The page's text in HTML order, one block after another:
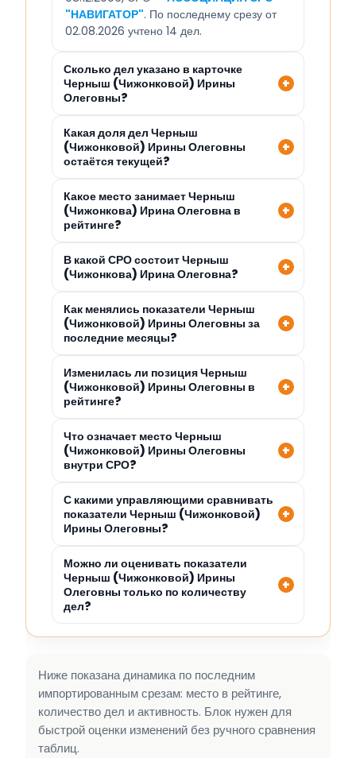
"НАВИГАТОР". По последнему срезу от
02.08.2026 учтено 14 дел.
Сколько дел указано в карточке
Черныш (Чижонковой) Ирины
Олеговны?
Какая доля дел Черныш
(Чижонковой) Ирины Олеговны
остаётся текущей?
Какое место занимает Черныш
(Чижонкова) Ирина Олеговна в
рейтинге?
В какой СРО состоит Черныш
(Чижонкова) Ирина Олеговна?
Как менялись показатели Черныш
(Чижонковой) Ирины Олеговны за
последние месяцы?
Изменилась ли позиция Черныш
(Чижонковой) Ирины Олеговны в
рейтинге?
Что означает место Черныш
(Чижонковой) Ирины Олеговны
внутри СРО?
С какими управляющими сравнивать
показатели Черныш (Чижонковой)
Ирины Олеговны?
Можно ли оценивать показатели
Черныш (Чижонковой) Ирины
Олеговны только по количеству
дел?
Ниже показана динамика по последним
импортированным срезам: место в рейтинге,
количество дел и активность. Блок нужен для
быстрой оценки изменений без ручного сравнения
таблиц.